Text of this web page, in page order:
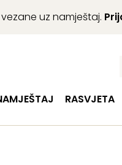
uz namještaj.
RASVJETA